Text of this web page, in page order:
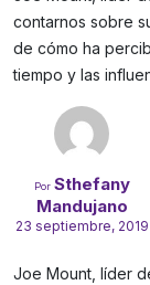
Por Sthefany
Mandujano
23 septiembre, 2019
contarnos sobre
de cómo ha
tiempo y las
Joe Mount, líder